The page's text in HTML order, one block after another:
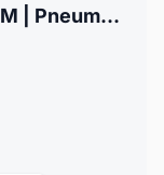
JCB Fastrac 4220 Icon | 220 KM | Pneumatyka | Transport 65 km/h